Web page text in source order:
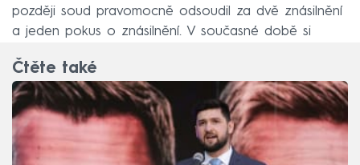
později soud pravomocně odsoudil za dvě znásilnění
a jeden pokus o znásilnění. V současné době si
Čtěte také